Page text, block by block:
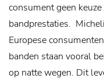
consument geen
bandprestaties.
Europese
banden staan vooral
op natte wegen. Dit